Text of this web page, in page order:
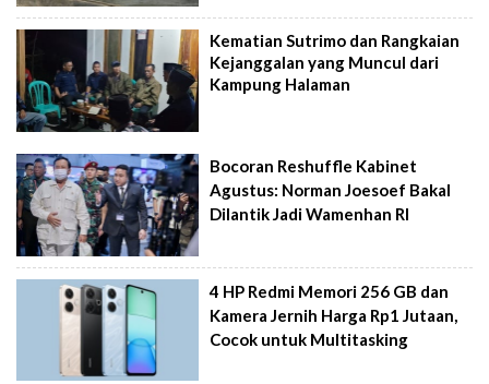
Kematian Sutrimo dan Rangkaian
Kejanggalan yang Muncul dari
Kampung Halaman
Bocoran Reshuffle Kabinet
Agustus: Norman Joesoef Bakal
Dilantik Jadi Wamenhan RI
4 HP Redmi Memori 256 GB dan
Kamera Jernih Harga Rp1 Jutaan,
Cocok untuk Multitasking